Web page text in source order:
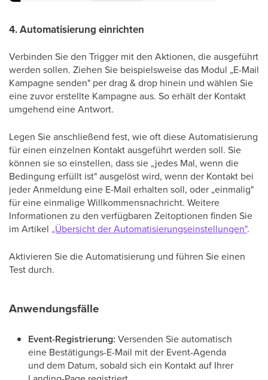
4. Automatisierung einrichten
Verbinden Sie den Trigger mit den Aktionen, die ausgeführt
werden sollen. Ziehen Sie beispielsweise das Modul „E-Mail
Kampagne senden" per drag & drop hinein und wählen Sie
eine zuvor erstellte Kampagne aus. So erhält der Kontakt
umgehend eine Antwort.
Legen Sie anschließend fest, wie oft diese Automatisierung
für einen einzelnen Kontakt ausgeführt werden soll. Sie
können sie so einstellen, dass sie „jedes Mal, wenn die
Bedingung erfüllt ist" ausgelöst wird, wenn der Kontakt bei
jeder Anmeldung eine E-Mail erhalten soll, oder „einmalig"
für eine einmalige Willkommensnachricht. Weitere
Informationen zu den verfügbaren Zeitoptionen finden Sie
im Artikel „Übersicht der Automatisierungseinstellungen".
Aktivieren Sie die Automatisierung und führen Sie einen
Test durch.
Anwendungsfälle
Event-Registrierung: Versenden Sie automatisch
eine Bestätigungs-E-Mail mit der Event-Agenda
und dem Datum, sobald sich ein Kontakt auf Ihrer